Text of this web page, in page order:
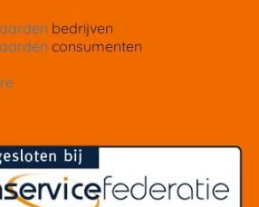
bedrijven
consumenten